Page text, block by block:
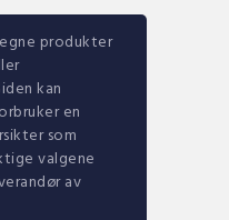
produkter
kan
en
som
valgene
av